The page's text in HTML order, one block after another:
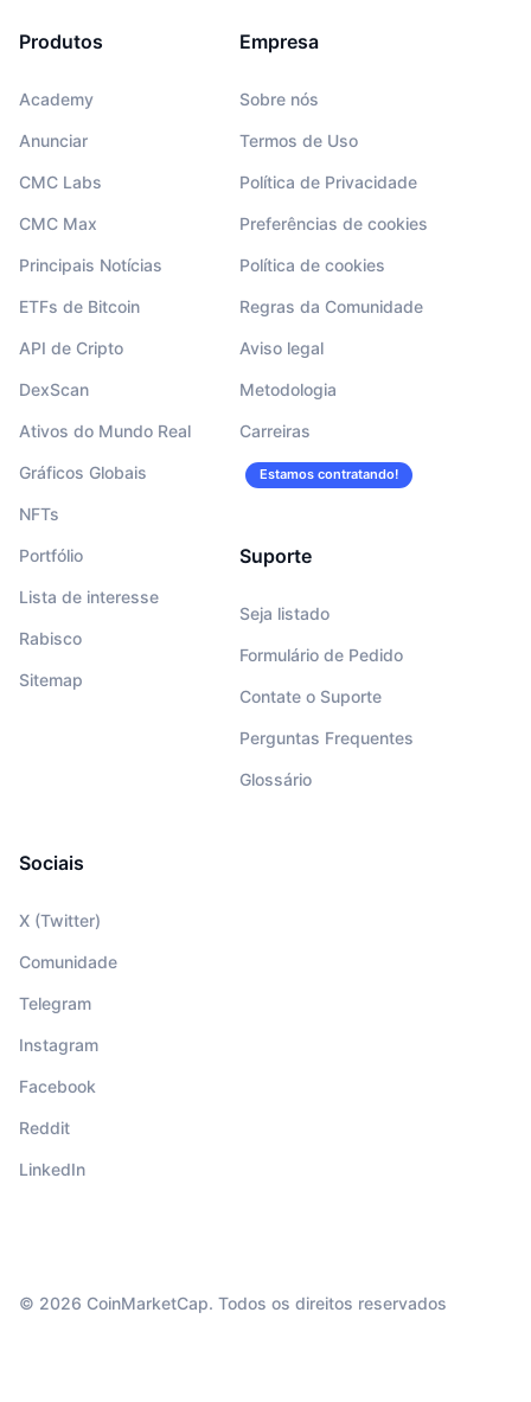
Produtos
Academy
Anunciar
CMC Labs
CMC Max
Principais Notícias
ETFs de Bitcoin
API de Cripto
DexScan
Ativos do Mundo Real
Gráficos Globais
NFTs
Portfólio
Lista de interesse
Rabisco
Sitemap
Empresa
Sobre nós
Termos de Uso
Política de Privacidade
Preferências de cookies
Política de cookies
Regras da Comunidade
Aviso legal
Metodologia
Carreiras
Estamos contratando!
Suporte
Seja listado
Formulário de Pedido
Contate o Suporte
Perguntas Frequentes
Glossário
Sociais
X (Twitter)
Comunidade
Telegram
Instagram
Facebook
Reddit
LinkedIn
© 2026 CoinMarketCap. Todos os direitos reservados